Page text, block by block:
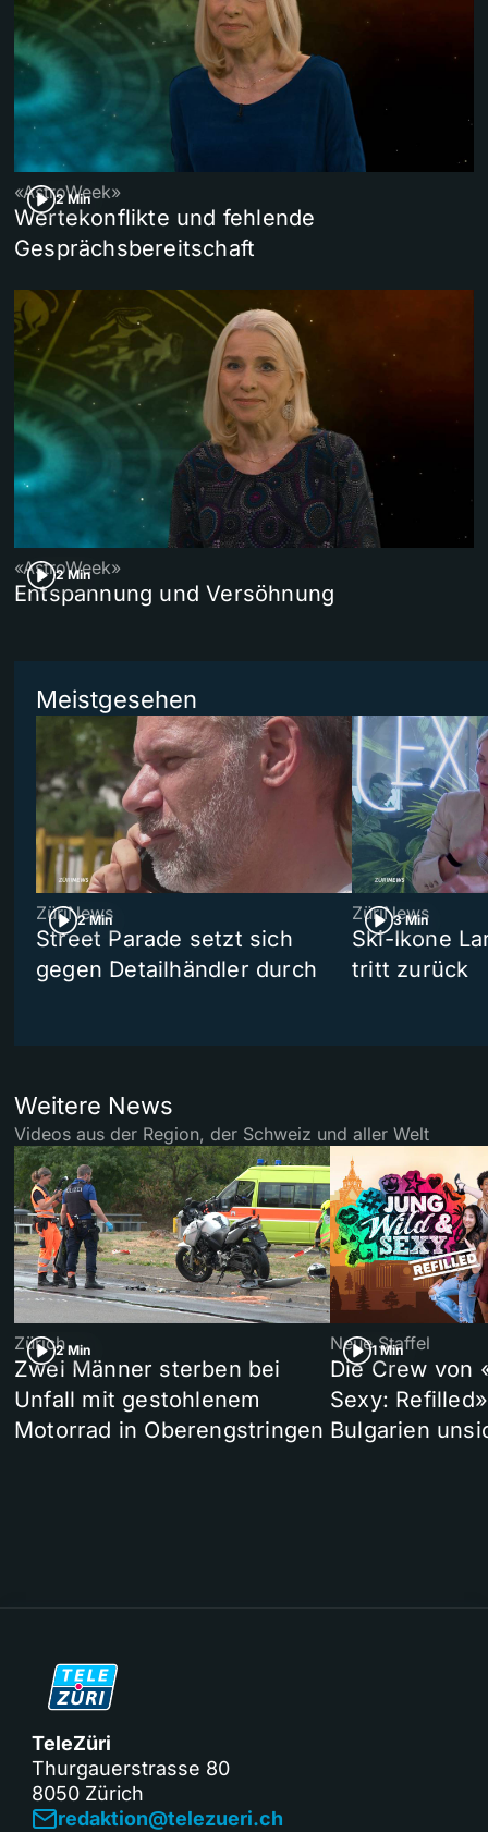
2 Min
«AstroWeek»
Wertekonflikte und fehlende
Gesprächsbereitschaft
2 Min
«AstroWeek»
Entspannung und Versöhnung
Meistgesehen
2 Min
ZüriNews
Street Parade setzt sich
gegen Detailhändler durch
3 Min
ZüriNews
Ski-Ikone
tritt zurück
Weitere News
Videos aus der Region, der Schweiz und aller Welt
2 Min
Zürich
Zwei Männer sterben bei
Unfall mit gestohlenem
Motorrad in Oberengstringen
1 Min
Neue Staffel
Die Crew von
Sexy:
Bulgarien
TeleZüri
Thurgauerstrasse 80
8050 Zürich
redaktion@telezueri.ch